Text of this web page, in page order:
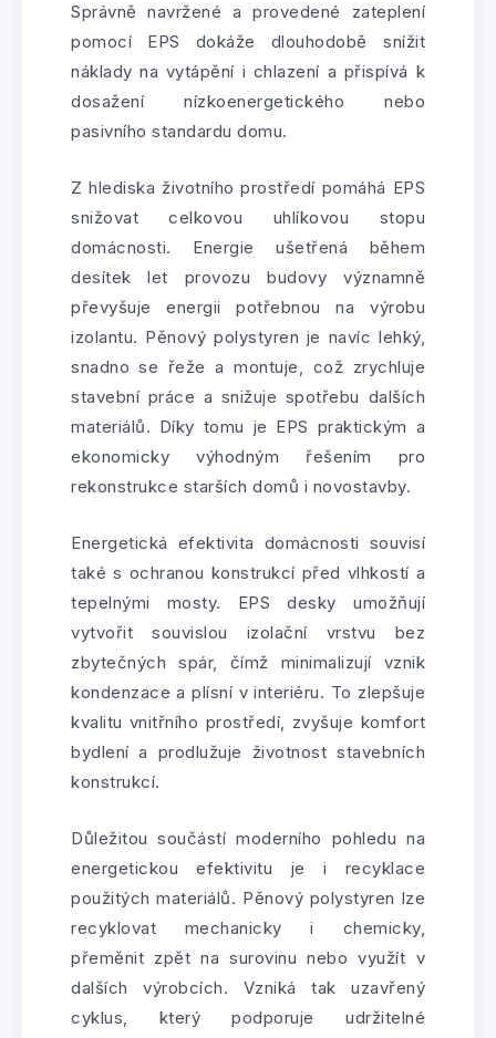
Správně navržené a provedené zateplení
pomocí EPS dokáže dlouhodobě snížit
náklady na vytápění i chlazení a přispívá k
dosažení nízkoenergetického nebo
pasivního standardu domu.
Z hlediska životního prostředí pomáhá EPS
snižovat celkovou uhlíkovou stopu
domácnosti. Energie ušetřená během
desítek let provozu budovy významně
převyšuje energii potřebnou na výrobu
izolantu. Pěnový polystyren je navíc lehký,
snadno se řeže a montuje, což zrychluje
stavební práce a snižuje spotřebu dalších
materiálů. Díky tomu je EPS praktickým a
ekonomicky výhodným řešením pro
rekonstrukce starších domů i novostavby.
Energetická efektivita domácnosti souvisí
také s ochranou konstrukcí před vlhkostí a
tepelnými mosty. EPS desky umožňují
vytvořit souvislou izolační vrstvu bez
zbytečných spár, čímž minimalizují vznik
kondenzace a plísní v interiéru. To zlepšuje
kvalitu vnitřního prostředí, zvyšuje komfort
bydlení a prodlužuje životnost stavebních
konstrukcí.
Důležitou součástí moderního pohledu na
energetickou efektivitu je i recyklace
použitých materiálů. Pěnový polystyren lze
recyklovat mechanicky i chemicky,
přeměnit zpět na surovinu nebo využít v
dalších výrobcích. Vzniká tak uzavřený
cyklus, který podporuje udržitelné